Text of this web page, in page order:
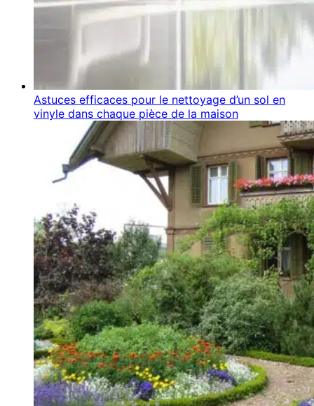
Astuces efficaces pour le nettoyage d’un sol en
vinyle dans chaque pièce de la maison